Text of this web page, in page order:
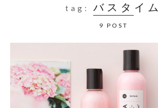
tag: バスタイム
9 POST